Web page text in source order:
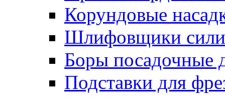
Корундовые
Шлифовщики
Боры посадочные
Подставки для